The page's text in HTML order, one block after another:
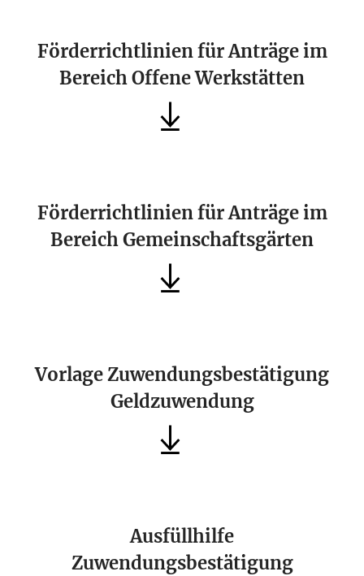
Förderrichtlinien für Anträge im
Bereich Offene Werkstätten
Förderrichtlinien für Anträge im
Bereich Gemeinschaftsgärten
Vorlage Zuwendungsbestätigung
Geldzuwendung
Ausfüllhilfe
Zuwendungsbestätigung